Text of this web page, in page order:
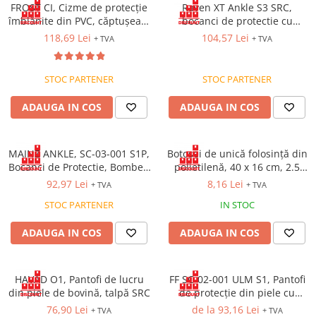
FROST CI, Cizme de protecție
îmblănite din PVC, căptușeală
termică din blană sintetică
118,69 Lei + TVA
STOC PARTENER
ADAUGA IN COS
Raven XT Ankle S3 SRC,
bocanci de protectie cu
bombeu metalic, lamela
104,57 Lei + TVA
STOC PARTENER
ADAUGA IN COS
MAINZ ANKLE, SC-03-001 S1P,
Bocanci de Protectie, Bombeu
Otel, Lamela Antiperforatie
92,97 Lei + TVA
STOC PARTENER
ADAUGA IN COS
Botoșei de unică folosință din
polietilenă, 40 x 16 cm, 2.5
g/mp [Set 100 bucăți]
8,16 Lei + TVA
IN STOC
ADAUGA IN COS
HAVAD O1, Pantofi de lucru
din piele de bovină, talpă SRC
76,90 Lei + TVA
FF SC-02-001 ULM S1, Pantofi
de protecție din piele cu
bombeu metalic, talpă
de la 93,16 Lei + TVA